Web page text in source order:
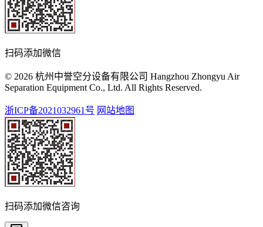
扫码添加微信
© 2026 杭州中誉空分设备有限公司 Hangzhou Zhongyu Air
Separation Equipment Co., Ltd. All Rights Reserved.
浙ICP备2021032961号 网站地图
扫码添加微信咨询